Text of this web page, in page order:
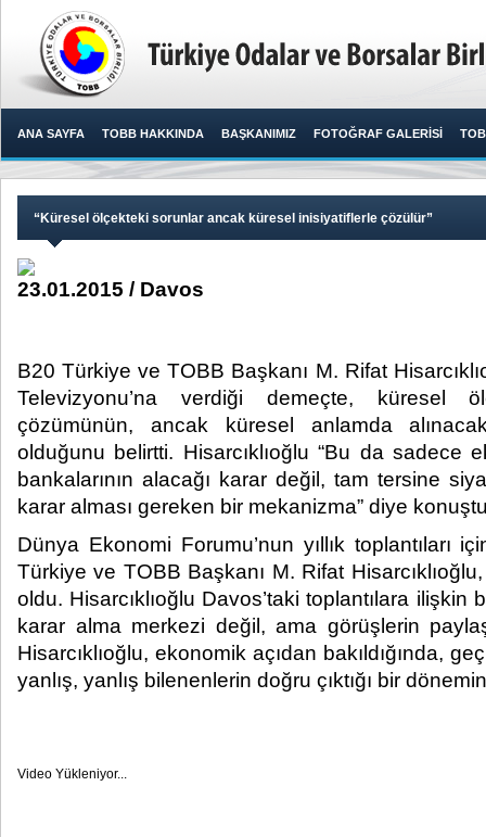
ANA SAYFA TOBB HAKKINDA BAŞKANIMIZ FOTOĞRAF GALERİSİ
“Küresel ölçekteki sorunlar ancak küresel inisiyatiflerle çözülür”
23.01.2015 / Davos
B20 Türkiye ve TOBB Başkanı M. Rifat
Televizyonu’na verdiği demeçte, küresel
çözümünün, ancak küresel anlamda
olduğunu belirtti. Hisarcıklıoğlu “Bu da sadece
bankalarının alacağı karar değil, tam tersine
karar alması gereken bir mekanizma” diye
Dünya Ekonomi Forumu’nun yıllık toplantıları
Türkiye ve TOBB Başkanı M. Rifat
oldu. Hisarcıklıoğlu Davos’taki toplantılara ilişkin
karar alma merkezi değil, ama görüşlerin
Hisarcıklıoğlu, ekonomik açıdan bakıldığında,
yanlış, yanlış bilenenlerin doğru çıktığı bir
Video Yükleniyor...